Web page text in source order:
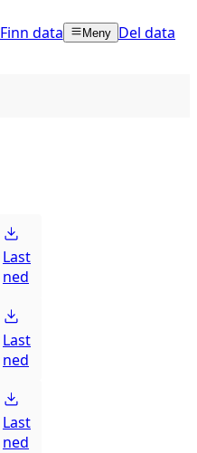
Finn data Meny Del data
Last
ned
Last
ned
Last
ned